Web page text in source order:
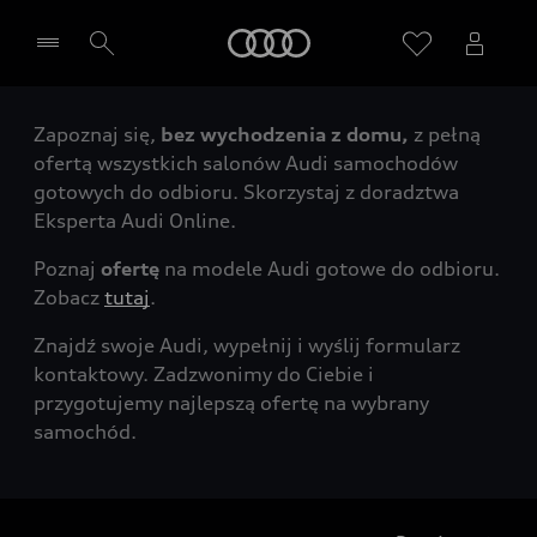
Wybierz Twojego Partnera Audi
Zapoznaj się, bez wychodzenia z domu, z pełną
ofertą wszystkich salonów Audi samochodów
gotowych do odbioru. Skorzystaj z doradztwa
Eksperta Audi Online.
Poznaj ofertę na modele Audi gotowe do odbioru.
Zobacz tutaj.
Znajdź swoje Audi, wypełnij i wyślij formularz
kontaktowy. Zadzwonimy do Ciebie i
przygotujemy najlepszą ofertę na wybrany
samochód.